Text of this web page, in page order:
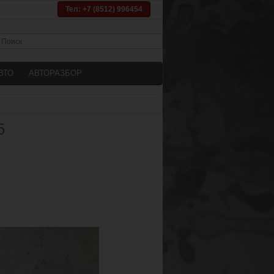
Тел: +7 (8512) 996454
АВТОРАЗБОР